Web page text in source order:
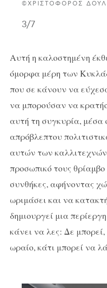
©ΧΡΙΣΤΌΦΟΡΟΣ
3/7
Αυτή η καλοστημένη
όμορφα μέρη των
που σε κάνουν να
να μπορούσαν να
αυτή τη συγκυρία, μέσα
απρόβλεπτου
αυτών των
προσωπικό τους
συνθήκες, αφήνοντας
ωριμάσει και να
δημιουργεί μια
κάνει να λες: Δε
ωραίο, κάτι μπορεί να